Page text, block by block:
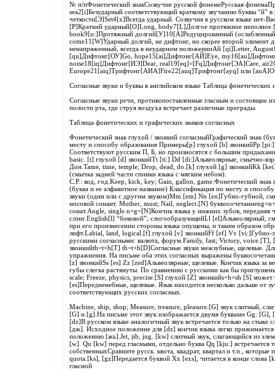
№ п/пФонетический знакСозвучие русской фонемеРусская
sea2[i]Безударный соответствующий краткому звучанию буквы “й”
четкости[Э]Set4[x]Всегда ударный. Созвучия в русском языке
[P]Краткий ударный[О]Long, body7[L]Долгое протяжное
book9[u:]Протяжный долгий[У]10[A]Редуцированный
come11[W]Ударный долгий, не дифтонг, но скорее второй
ненапряженный, всегда в неударном положенииАй [qi]Letter,
[qu]Дифтонг[ОУ]Go, hope15[ai]Дифтонг[АЙ]Eye,
noise18[iq]Дифтонг[ИЭ]Dear, real19[eq]=[Fq]Дифтонг[ЭА]Care,
Europe21[aiq]Трифтонг[АИА]Fire22[auq]Трифтонг[ayq] или
Согласные звуки и буквы в английском языке Таблица фонетических
Согласные звуки речи, противопоставленные гласным и состоящие
полости рта, где струя воздуха встречает различные преграды.
Таблица фонетических и графических знаков согласных
Фонетический знак глухой / звонкий согласныйГрафический знак
месту и способу образования Примеры[p] глухой [b] звонкийPp
Соответствуют русским П, Б, но произносятся с большим
basic. [t] глухой [d] звонкийTt [ti:] Dd [di:]Альвеолярные, смычно-
Дон.Tame, time, temple; Drop, dead, do.[k] глухой [g] звонкийKk
(смычка задней части спинки языка с мягким небом).
С.Р.: код, год.Keep, kick, key; Gain, gallon, game.Фонетический знак
(буква и ее алфавитное название) Классификация по месту и
звуки (один или с другим звуком)Mm [em] Nn [en]Губно-губной,
носовой сонант. Mother, must; Nail, neglect.[N]
сонат.Angle, single.n+g=[N]Кончик языка у нижних зубов, передняя
слэнг.English[l] “боковой”; слогообразующийLl [el]Альвеолярный,
при его произнесении стороны языка опущены, и таким образом
лифт.Labial, land, logical.[f] глухой [v] звонкийFf [ef] Vv [vi:]Губно-
русскими согласными: валюта, форум.Family, fast; Victory,
звонкийth=t+h[T] th=t+h[D]Согласные звуки межзубные, щелевые.
упражнения. На письме оба этих согласных выражены
[z] звонкийSs [es] Zz [zed]Альвеолярные, щелевые. Кончик языка за
губы слегка растянуты. По сравнению с русскими как бы
scale; Freeze, physics, precise.[S] глухой [Z] звонкийs+h=sh [S]
[es]Передненебные, щелевые. Язык находится несколько дальше от
соответствующих русских согласных.
Machine, ship, shop; Measure, treasure, pleasure.[G] звук слитный,
[G] и [g].На письме этот звук изображается двумя буквами Gg: [G],
[dz]В русском языке аналогичный звук встречается только на стыке
[дж]. Исходное положение для [dz] кончик языка легко прижимается
положению [жь].Jet, jib, jug. [kw] слитный звук, слагающийся из
[w]. Qu [kw] перед гласными, отдельно буква Qq [kju:] встречается
собственныхСравните русск. квота, квадрат, квартал и т.п.,
quota.[ks], [gz]Передается буквой Xx [exs], читается в конце слова
гласной